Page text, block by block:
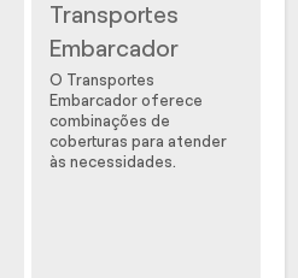
Transportes
Embarcador
O Transportes
Embarcador oferece
combinações de
coberturas para atender
às necessidades.